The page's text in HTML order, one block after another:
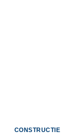
CONSTRUCTIE